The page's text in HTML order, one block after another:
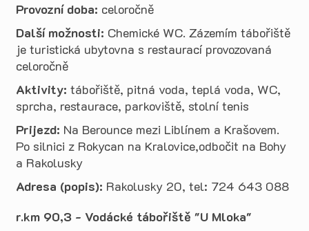
Provozní doba: celoročně
Další možnosti: Chemické WC. Zázemím tábořiště
je turistická ubytovna s restaurací provozovaná
celoročně
Aktivity: tábořiště, pitná voda, teplá voda, WC,
sprcha, restaurace, parkoviště, stolní tenis
Prijezd: Na Berounce mezi Liblínem a Krašovem.
Po silnici z Rokycan na Kralovice,odbočit na Bohy
a Rakolusky
Adresa (popis): Rakolusky 20, tel: 724 643 088
r.km 90,3 - Vodácké tábořiště "U Mloka"